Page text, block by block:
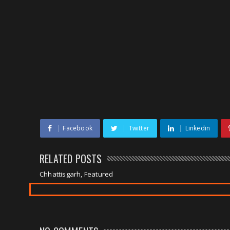
Facebook Twitter Linkedin
RELATED POSTS
Chhattisgarh, Featured